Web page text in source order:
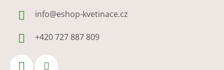
info@eshop-kvetinace.cz
+420 727 887 809